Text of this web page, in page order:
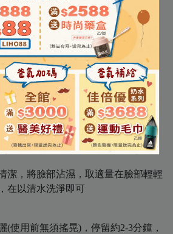
x1
x1
7.5ml x1
3ml x2
外包裝標示
合肌、敏感肌
潔，將臉部沾濕，取適量在臉部輕輕
在以清水洗淨即可
(使用前無須搖晃)，停留約2-3分鐘，